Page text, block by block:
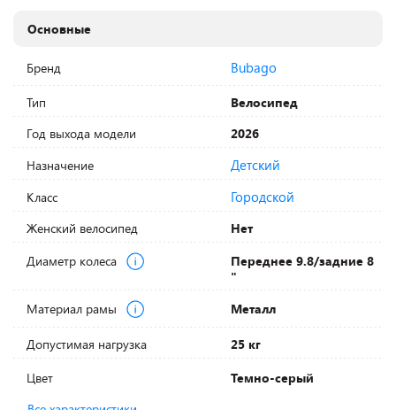
Основные
Бренд Bubago
Тип
Велосипед
Год выхода модели
2026
Назначение
Детский
Класс Городской
Женский велосипед
Нет
Диаметр колеса
Переднее 9.8/задние 8
"
Материал рамы
Металл
Допустимая нагрузка
25 кг
Цвет
Темно-серый